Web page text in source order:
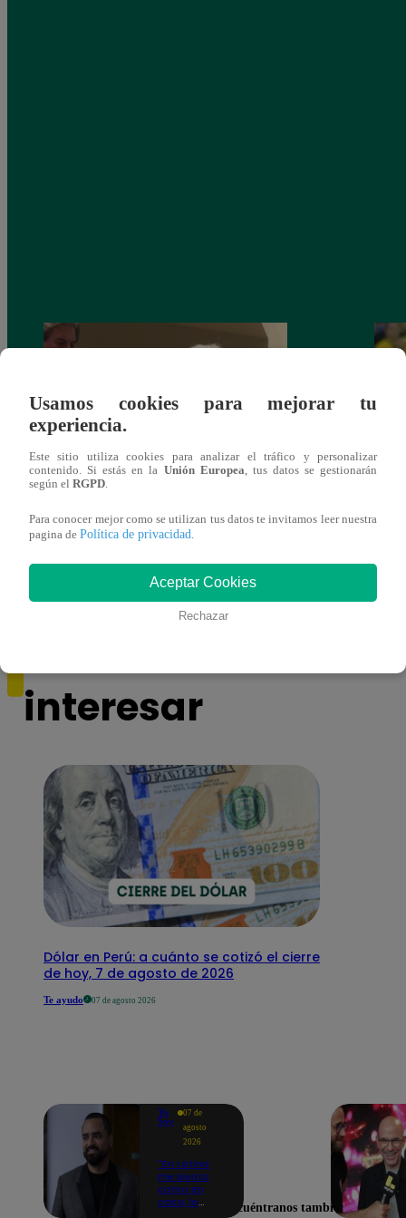
Álvaro Vargas Llosa agradecido por
muestras de afecto tras muerte de su padre
interesar
Dólar en Perú: a cuánto se cotizó el cierre
de hoy, 7 de agosto de 2026
Te ayudo 07 de agosto 2026
Yo
Soy
07 de
agosto
2026
"En Latina
me siento
como en
casa, lo
Usamos cookies para mejorar tu
experiencia.
Este sitio utiliza cookies para analizar el tráfico y personalizar
contenido. Si estás en la Unión Europea, tus datos se gestionarán
según el RGPD.
Para conocer mejor como se utilizan tus datos te invitamos leer nuestra
pagina de Política de privacidad.
Aceptar Cookies
Rechazar
Encuéntranos también en